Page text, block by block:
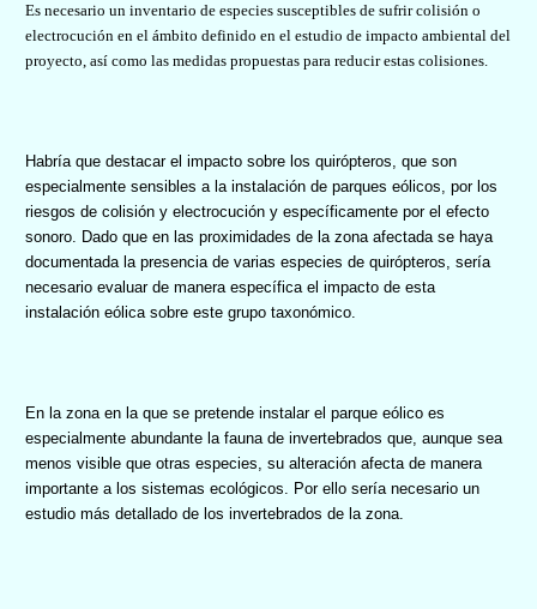
Es necesario un inventario de especies susceptibles de sufrir colisión o
electrocución en el ámbito definido en el estudio de impacto ambiental del
proyecto, así como las medidas propuestas para reducir estas colisiones.
Habría que destacar el impacto sobre los quirópteros, que son
especialmente sensibles a la instalación de parques eólicos, por los
riesgos de colisión y electrocución y específicamente por el efecto
sonoro. Dado que en las proximidades de la zona afectada se haya
documentada la presencia de varias especies de quirópteros, sería
necesario evaluar de manera específica el impacto de esta
instalación eólica sobre este grupo taxonómico.
En la zona en la que se pretende instalar el parque eólico es
especialmente abundante la fauna de invertebrados que, aunque sea
menos visible que otras especies, su alteración afecta de manera
importante a los sistemas ecológicos. Por ello sería necesario un
estudio más detallado de los invertebrados de la zona.